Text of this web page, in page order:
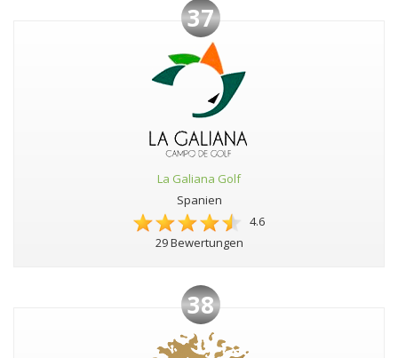
37
La Galiana Golf
Spanien
4.6
29 Bewertungen
38